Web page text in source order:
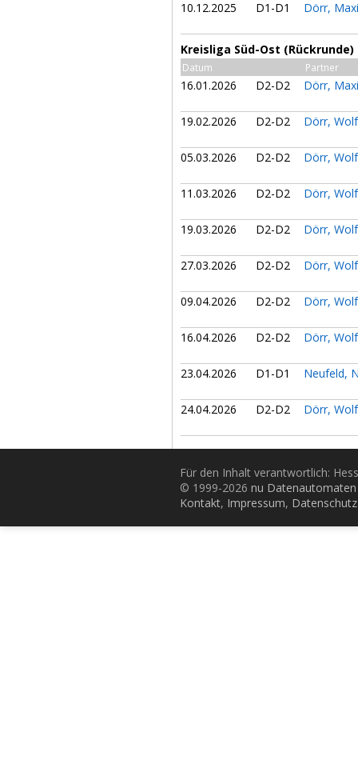
10.12.2025 D1-D1 Dörr,
Kreisliga Süd-Ost (Rückrunde)
Datum Partner
16.01.2026 D2-D2 Dörr,
19.02.2026 D2-D2 Dörr,
05.03.2026 D2-D2 Dörr,
11.03.2026 D2-D2 Dörr,
19.03.2026 D2-D2 Dörr,
27.03.2026 D2-D2 Dörr,
09.04.2026 D2-D2 Dörr,
16.04.2026 D2-D2 Dörr,
23.04.2026 D1-D1 Neufeld,
24.04.2026 D2-D2 Dörr,
Für den Inhalt verantwortlich:
© 1999-2026 nu
Kontakt, Impressum, Datenschutz